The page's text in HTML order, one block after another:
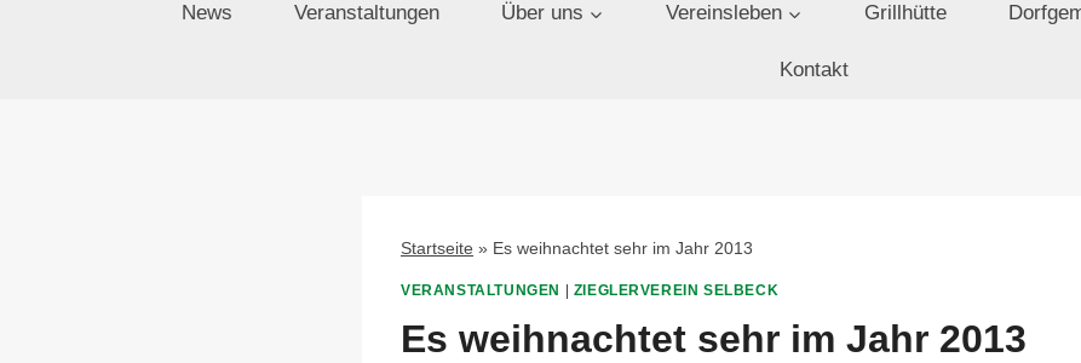
News Veranstaltungen Über uns Vereinsleben Grillhütte
Kontakt
Startseite » Es weihnachtet sehr im Jahr 2013
VERANSTALTUNGEN ZIEGLERVEREIN SELBECK
Es weihnachtet sehr im Jahr 2013